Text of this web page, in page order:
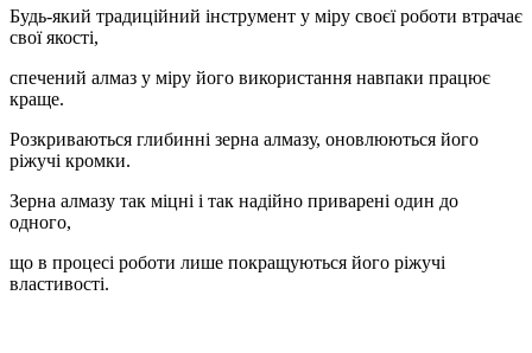
Будь-який традиційний інструмент у міру своєї роботи втрачає
свої якості,
спечений алмаз у міру його використання навпаки працює
краще.
Розкриваються глибинні зерна алмазу, оновлюються його
ріжучі кромки.
Зерна алмазу так міцні і так надійно приварені один до
одного,
що в процесі роботи лише покращуються його ріжучі
властивості.